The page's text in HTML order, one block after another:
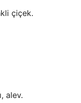
çiçek.
alev.